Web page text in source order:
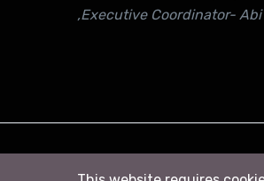
,Executive Coordinator-